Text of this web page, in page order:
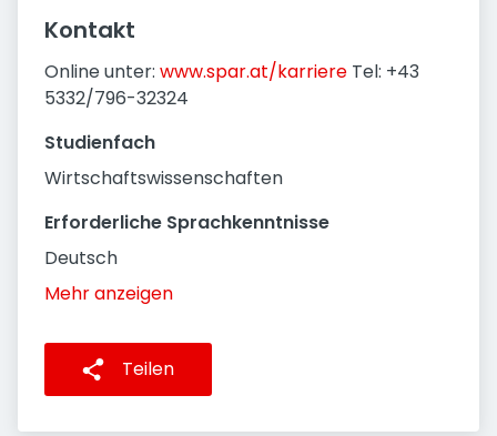
Kontakt
Online unter: www.spar.at/karriere Tel: +43
5332/796-32324
Studienfach
Wirtschaftswissenschaften
Erforderliche Sprachkenntnisse
Deutsch
Mehr anzeigen
Teilen